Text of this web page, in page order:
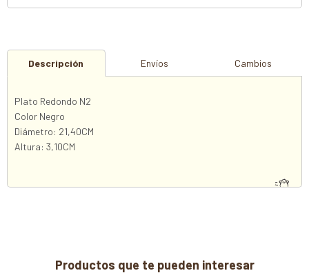
Descripción Envíos Cambios
Plato Redondo N2
Color Negro
Diámetro: 21,40CM
Altura: 3,10CM
Productos que te pueden interesar